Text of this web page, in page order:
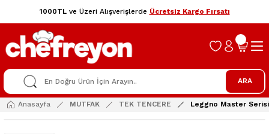
1000TLve Üzeri Alışverişlerde Ücretsiz Kargo Fırsatı
ARA
Anasayfa MUTFAK TEK TENCERE Leggno Master